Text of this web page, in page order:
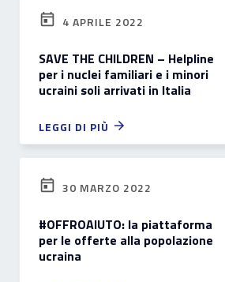
4 APRILE 2022
SAVE THE CHILDREN – Helpline
per i nuclei familiari e i minori
ucraini soli arrivati in Italia
LEGGI DI PIÙ
30 MARZO 2022
#OFFROAIUTO: la piattaforma
per le offerte alla popolazione
ucraina